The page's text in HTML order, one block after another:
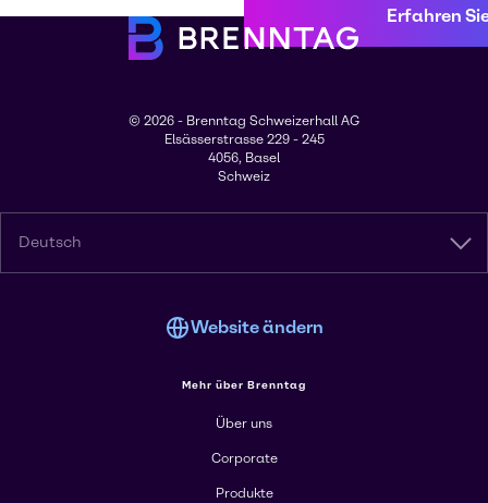
Erfahren
© 2026 - Brenntag Schweizerhall AG
Elsässerstrasse 229 - 245
4056, Basel
Schweiz
Deutsch
Website ändern
Mehr über Brenntag
Über uns
Corporate
Produkte